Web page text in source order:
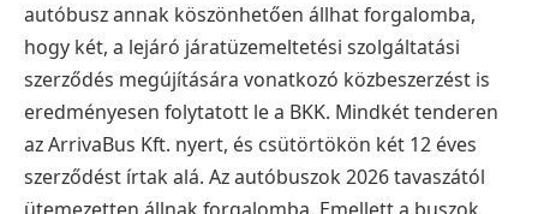
autóbusz annak köszönhetően állhat forgalomba,
hogy két, a lejáró járatüzemeltetési szolgáltatási
szerződés megújítására vonatkozó közbeszerzést is
eredményesen folytatott le a BKK. Mindkét tenderen
az ArrivaBus Kft. nyert, és csütörtökön két 12 éves
szerződést írtak alá. Az autóbuszok 2026 tavaszától